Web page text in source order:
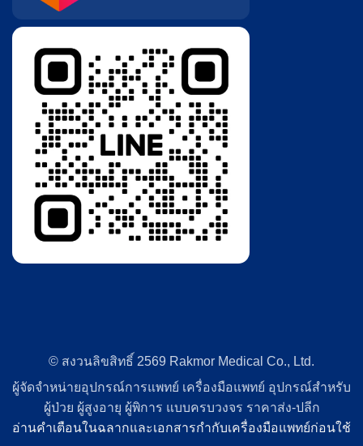
© สงวนลิขสิทธิ์ 2569 Rakmor Medical Co., Ltd.
ผู้จัดจำหน่ายอุปกรณ์การแพทย์ เครื่องมือแพทย์ อุปกรณ์สำหรับ
ผู้ป่วย ผู้สูงอายุ ผู้พิการ แบบครบวงจร ราคาส่ง-ปลีก
อ่านคำเตือนในฉลากและเอกสารกำกับเครื่องมือแพทย์ก่อนใช้